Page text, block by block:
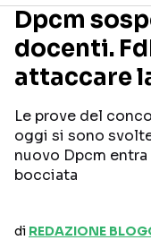
Dpcm
docenti.
attaccare
Le prove del
oggi si sono
nuovo Dpcm
bocciata
di REDAZIONE